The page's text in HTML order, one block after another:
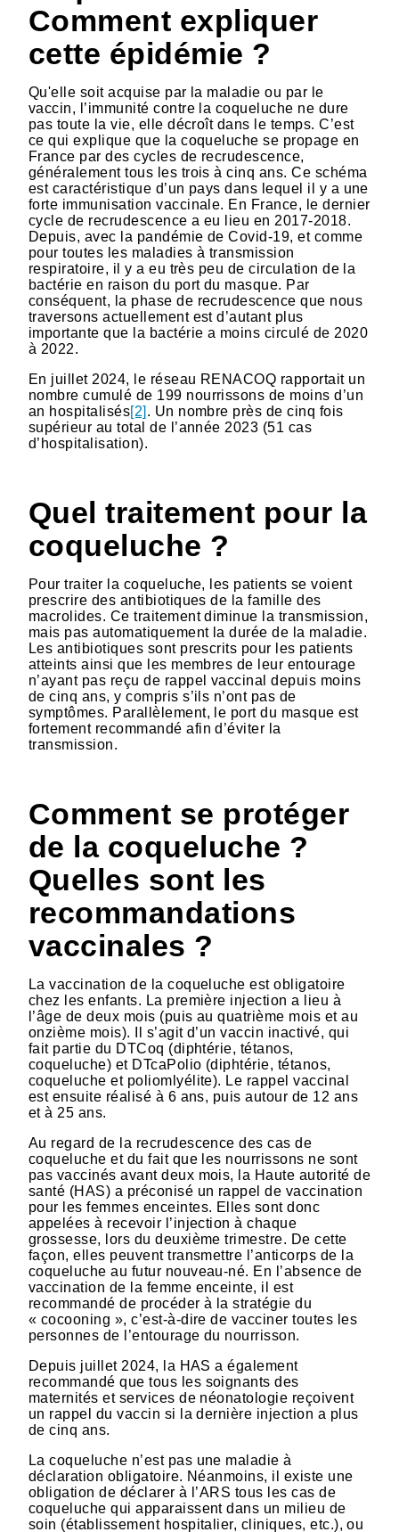
Comment expliquer
cette épidémie ?
Qu'elle soit acquise par la maladie ou par le
vaccin, l’immunité contre la coqueluche ne dure
pas toute la vie, elle décroît dans le temps. C’est
ce qui explique que la coqueluche se propage en
France par des cycles de recrudescence,
généralement tous les trois à cinq ans. Ce schéma
est caractéristique d’un pays dans lequel il y a une
forte immunisation vaccinale. En France, le dernier
cycle de recrudescence a eu lieu en 2017-2018.
Depuis, avec la pandémie de Covid-19, et comme
pour toutes les maladies à transmission
respiratoire, il y a eu très peu de circulation de la
bactérie en raison du port du masque. Par
conséquent, la phase de recrudescence que nous
traversons actuellement est d’autant plus
importante que la bactérie a moins circulé de 2020
à 2022.
En juillet 2024, le réseau RENACOQ rapportait un
nombre cumulé de 199 nourrissons de moins d’un
an hospitalisés[2] . Un nombre près de cinq fois
supérieur au total de l’année 2023 (51 cas
d’hospitalisation).
Quel traitement pour la
coqueluche ?
Pour traiter la coqueluche, les patients se voient
prescrire des antibiotiques de la famille des
macrolides. Ce traitement diminue la transmission,
mais pas automatiquement la durée de la maladie.
Les antibiotiques sont prescrits pour les patients
atteints ainsi que les membres de leur entourage
n’ayant pas reçu de rappel vaccinal depuis moins
de cinq ans, y compris s’ils n’ont pas de
symptômes. Parallèlement, le port du masque est
fortement recommandé afin d’éviter la
transmission.
Comment se protéger
de la coqueluche ?
Quelles sont les
recommandations
vaccinales ?
La vaccination de la coqueluche est obligatoire
chez les enfants. La première injection a lieu à
l’âge de deux mois (puis au quatrième mois et au
onzième mois). Il s’agit d’un vaccin inactivé, qui
fait partie du DTCoq (diphtérie, tétanos,
coqueluche) et DTcaPolio (diphtérie, tétanos,
coqueluche et poliomlyélite). Le rappel vaccinal
est ensuite réalisé à 6 ans, puis autour de 12 ans
et à 25 ans.
Au regard de la recrudescence des cas de
coqueluche et du fait que les nourrissons ne sont
pas vaccinés avant deux mois, la Haute autorité de
santé (HAS) a préconisé un rappel de vaccination
pour les femmes enceintes. Elles sont donc
appelées à recevoir l’injection à chaque
grossesse, lors du deuxième trimestre. De cette
façon, elles peuvent transmettre l’anticorps de la
coqueluche au futur nouveau-né. En l’absence de
vaccination de la femme enceinte, il est
recommandé de procéder à la stratégie du
« cocooning », c’est-à-dire de vacciner toutes les
personnes de l’entourage du nourrisson.
Depuis juillet 2024, la HAS a également
recommandé que tous les soignants des
maternités et services de néonatologie reçoivent
un rappel du vaccin si la dernière injection a plus
de cinq ans.
La coqueluche n’est pas une maladie à
déclaration obligatoire. Néanmoins, il existe une
obligation de déclarer à l’ARS tous les cas de
coqueluche qui apparaissent dans un milieu de
soin (établissement hospitalier, cliniques, etc.), ou